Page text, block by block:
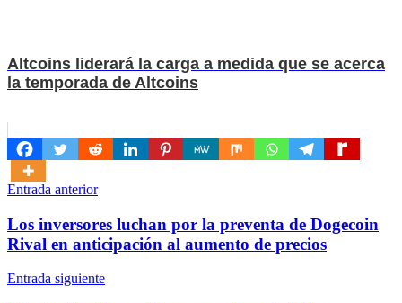
Altcoins liderará la carga a medida que se acerca
la temporada de Altcoins
Navegación
de
entradas
Entrada anterior
Los inversores luchan por la preventa de Dogecoin
Rival en anticipación al aumento de precios
Entrada siguiente